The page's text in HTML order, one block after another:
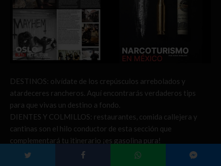
DESTINOS: olvídate de los crepúsculos arrebolados y
atardeceres rancheros. Aquí encontrarás verdaderos tips
para que vivas un destino a fondo.
DIENTES Y COLMILLOS: restaurantes, comida callejera y
cantinas son el hilo conductor de esta sección que
complementará tu itinerario ¡es gasolina pura!
HOTELES: Aquí exploran los santuarios de los sueños que no